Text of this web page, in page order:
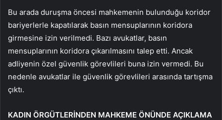
Bu arada duruşma öncesi mahkemenin bulunduğu koridor
bariyerlerle kapatılarak basın mensuplarının koridora
girmesine izin verilmedi. Bazı avukatlar, basın
mensuplarının koridora çıkarılmasını talep etti. Ancak
adliyenin özel güvenlik görevlileri buna izin vermedi. Bu
nedenle avukatlar ile güvenlik görevlileri arasında tartışma
çıktı.
KADIN ÖRGÜTLERİNDEN MAHKEME ÖNÜNDE AÇIKLAMA